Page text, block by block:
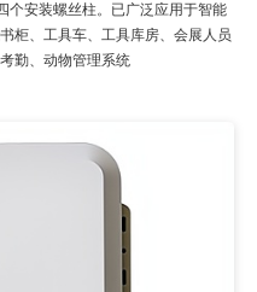
个安装螺丝柱。已广泛应用于智能
柜、工具车、工具库房、会展人员
勤、动物管理系统